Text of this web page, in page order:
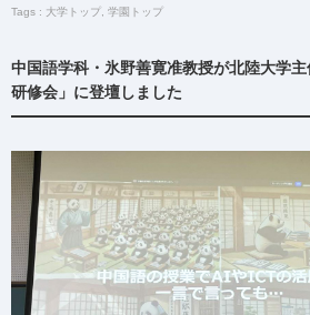
Tags : 大学トップ 学園トップ
中国語学科・氷野善寛准教授が北陸大学
研修会」に登壇しました